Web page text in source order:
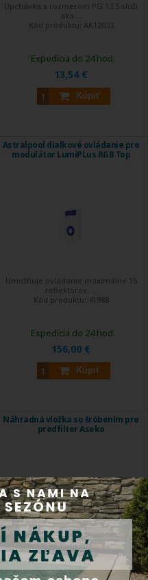
Upchávka s rozmerom PG 13,5 slúži
ako ...
Kód produktu: AK12033
13,54 €
Kúpiť
Expedícia do 24 hod.
Astralpool dialkové ovládanie pre
modulátor LumiPLus RGB Top
Umožňuje ovládanie maximálne 15
reflektorov. ...
Kód produktu: 41988
156,00 €
Kúpiť
Expedícia do 24 hod.
Náhradná vložka so šróbením pre
predfilter Aseko
Originálny náhradný diel pre
dávkovacie ...
Kód produktu:AK13190-1